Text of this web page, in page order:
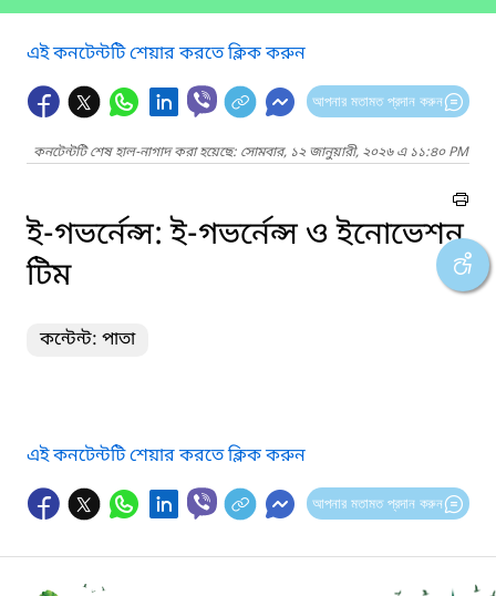
এই কনটেন্টটি শেয়ার করতে ক্লিক করুন
আপনার মতামত প্রদান করুন
কনটেন্টটি শেষ হাল-নাগাদ করা হয়েছে: সোমবার, ১২ জানুয়ারী, ২০২৬ এ ১১:৪০ PM
ই-গভর্নেন্স: ই-গভর্নেন্স ও ইনোভেশন
টিম
কন্টেন্ট: পাতা
এই কনটেন্টটি শেয়ার করতে ক্লিক করুন
আপনার মতামত প্রদান করুন